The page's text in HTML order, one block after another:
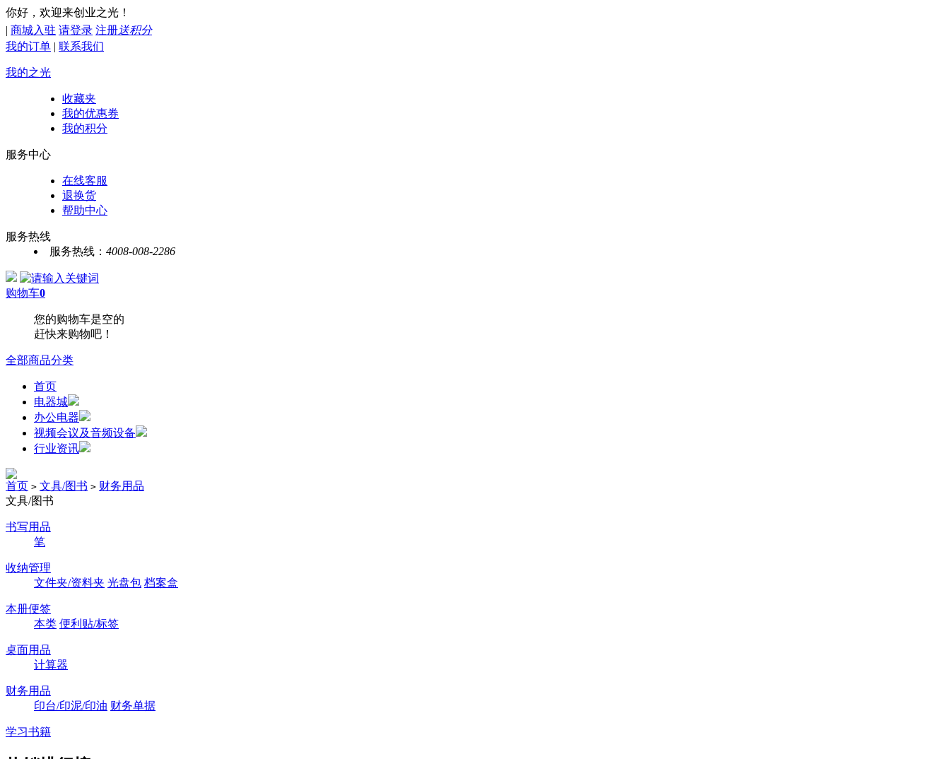
你好，欢迎来创业之光！
| 商城入驻 请登录 注册送积分
我的订单 | 联系我们
我的之光
收藏夹
我的优惠券
我的积分
服务中心
在线客服
退换货
帮助中心
服务热线
服务热线： 4008-008-2286
购物车0
您的购物车是空的
赶快来购物吧！
全部商品分类
首页
电器城
办公电器
视频会议及音频设备
行业资讯
首页 > 文具/图书 > 财务用品
文具/图书
书写用品
笔
收纳管理
文件夹/资料夹 光盘包 档案盒
本册便签
本类 便利贴/标签
桌面用品
计算器
财务用品
印台/印泥/印油 财务单据
学习书籍